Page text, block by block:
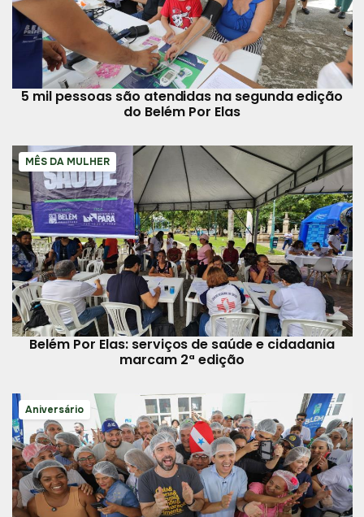
5 mil pessoas são atendidas na segunda edição
do Belém Por Elas
MÊS DA MULHER
Belém Por Elas: serviços de saúde e cidadania
marcam 2ª edição
Aniversário